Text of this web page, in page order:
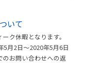
いて
ク休暇となります。
月2日～2020年5月6日
お問い合わせへの返